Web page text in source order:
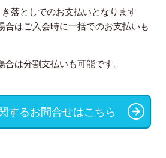
落としでのお支払いとなります
合はご入会時に一括でのお支払いも
は分割支払いも可能です。
するお問合せはこちら